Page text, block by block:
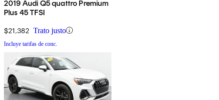
2019 Audi Q5 quattro Premium
Plus 45 TFSI
$21,382 Trato justo
Incluye tarifas de conc.